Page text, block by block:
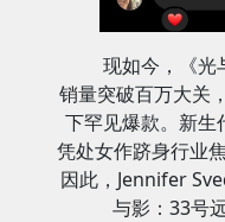
现如今，《光
销量突破百万大关
下罕见爆款。新
凭处女作跻身行业
因此，Jennifer
与影：33号